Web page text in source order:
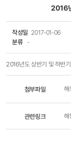
2016
작성일 2017-01-06
분류
-
2016년도 상반기 및 하반
첨부파일 해
관련링크 해